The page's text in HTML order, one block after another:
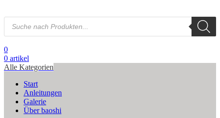
Products
search
0
0 artikel
Alle Kategorien
Start
Anleitungen
Galerie
Über baoshi